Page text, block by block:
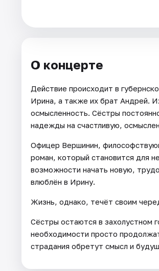
О концерте
Действие происходит в
Ирина, а также их брат Андрей.
осмысленность. Сёстры
надежды на счастливую,
Офицер Вершинин,
роман, который становится для
возможности начать новую,
влюблён в Ирину.
Жизнь, однако, течёт своим
Сёстры остаются в захолустном
необходимости просто
страдания обретут смысл и